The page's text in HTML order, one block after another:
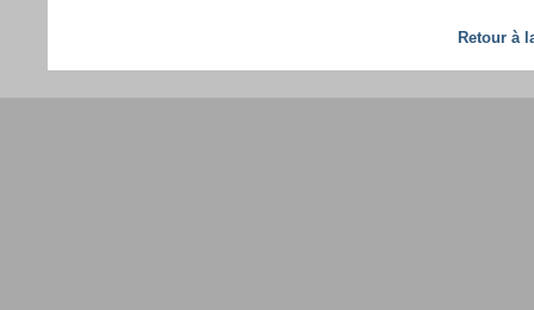
Retour à